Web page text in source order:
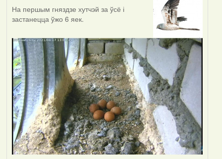
На першым гняздзе хутчэй за ўсё і
застанецца ўжо 6 яек.